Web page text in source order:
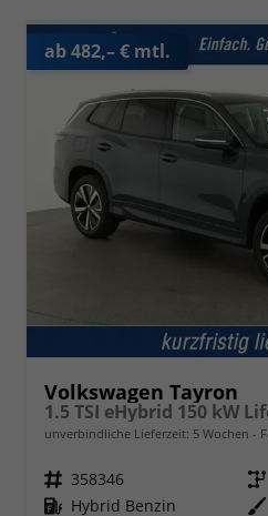
ab 482,– € mtl.
Volkswagen Tayron
unverbindliche Lieferzeit: 5 Wochen
Fahrzeugnr. 358346 Getriebe
Kraftstoff Hybrid Benzin Außenfarbe